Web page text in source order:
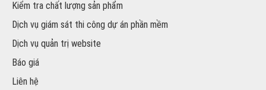
Kiểm tra chất lượng sản phẩm
Dịch vụ giám sát thi công dự án phần mềm
Dịch vụ quản trị website
Báo giá
Liên hệ